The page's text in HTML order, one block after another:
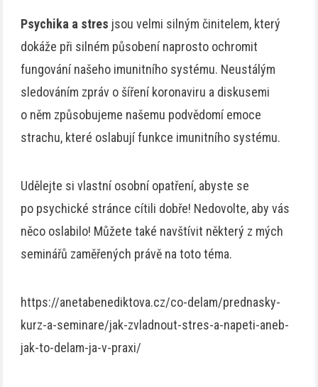
Psychika a stres jsou velmi silným činitelem, který
dokáže při silném působení naprosto ochromit
fungování našeho imunitního systému. Neustálým
sledováním zpráv o šíření koronaviru a diskusemi
o něm způsobujeme našemu podvědomí emoce
strachu, které oslabují funkce imunitního systému.
Udělejte si vlastní osobní opatření, abyste se
po psychické stránce cítili dobře! Nedovolte, aby vás
něco oslabilo! Můžete také navštívit některý z mých
seminářů zaměřených právě na toto téma.
https://anetabenediktova.cz/co-delam/prednasky-
kurz-a-seminare/jak-zvladnout-stres-a-napeti-aneb-
jak-to-delam-ja-v-praxi/